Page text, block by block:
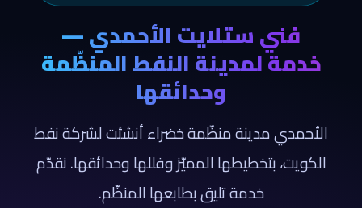
فني ستلايت الأحمدي —
خدمة لمدينة النفط المنظّمة
وحدائقها
الأحمدي مدينة منظّمة خضراء أنشئت لشركة نفط
الكويت، بتخطيطها المميّز وفللها وحدائقها. نقدّم
خدمة تليق بطابعها المنظّم.